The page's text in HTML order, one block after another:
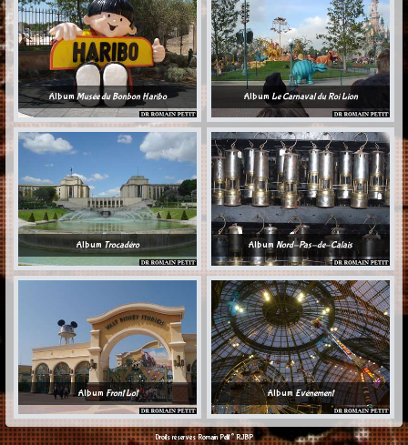
AlbumMusée du Bonbon Haribo Album Le Carnaval du Roi Lion
Album Trocadéro Album Nord-Pas-de-Calais
Album Front Lot Album Evènement
Droits réservés Romain Petit©RJBP